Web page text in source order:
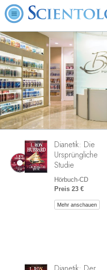
Dianetik: Die
Ursprüngliche
Studie
Hörbuch-CD
Preis 23 €
Mehr anschauen